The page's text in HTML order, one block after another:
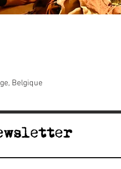
Belgique